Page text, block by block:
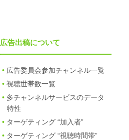
広告出稿について
広告委員会参加チャンネル一覧
視聴世帯数一覧
多チャンネルサービスのデータ
特性
ターゲティング “加入者”
ターゲティング “視聴時間帯”